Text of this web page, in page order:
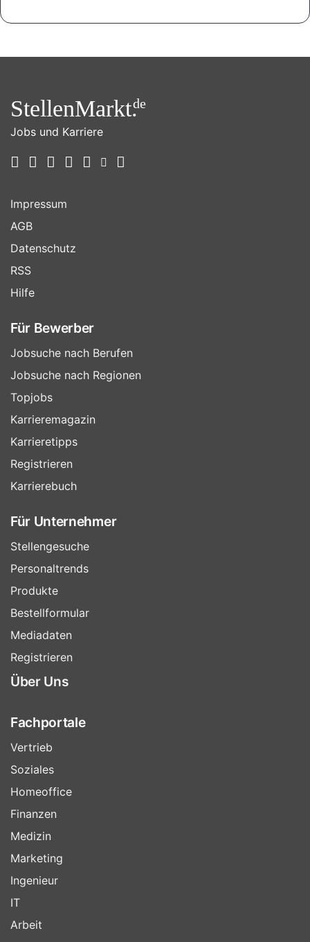
StellenMarkt.de
Jobs und Karriere
Impressum
AGB
Datenschutz
RSS
Hilfe
Für Bewerber
Jobsuche nach Berufen
Jobsuche nach Regionen
Topjobs
Karrieremagazin
Karrieretipps
Registrieren
Karrierebuch
Für Unternehmer
Stellengesuche
Personaltrends
Produkte
Bestellformular
Mediadaten
Registrieren
Über Uns
Fachportale
Vertrieb
Soziales
Homeoffice
Finanzen
Medizin
Marketing
Ingenieur
IT
Arbeit